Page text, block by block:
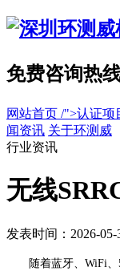
免费咨询热线
网站首页 /">认证项
闻资讯 关于环测威
行业资讯
无线
发表时间：2026-05-
随着蓝牙、WiFi、